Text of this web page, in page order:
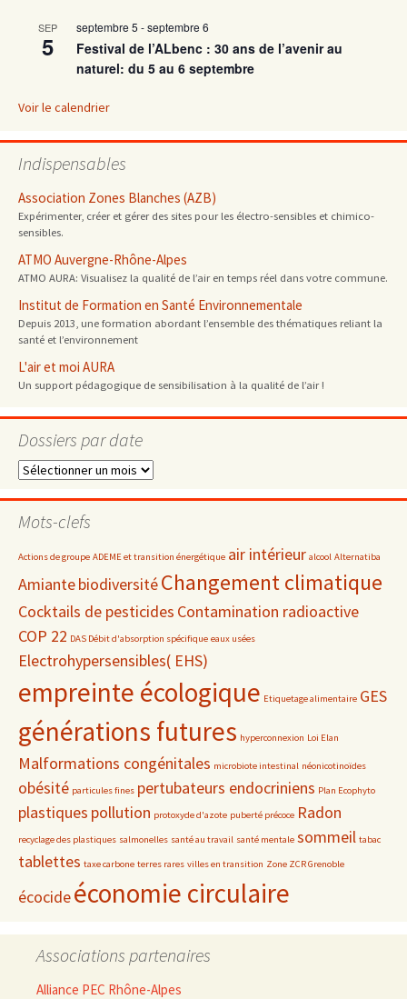
SEP
5
septembre 5 -septembre 6
Festival de l’ALbenc : 30 ans de l’avenir au
naturel: du 5 au 6 septembre
Voir le calendrier
Indispensables
Association Zones Blanches (AZB)
Expérimenter, créer et gérer des sites pour les électro-sensibles et chimico-
sensibles.
ATMO Auvergne-Rhône-Alpes
ATMO AURA: Visualisez la qualité de l’air en temps réel dans votre commune.
Institut de Formation en Santé Environnementale
Depuis 2013, une formation abordant l’ensemble des thématiques reliant la
santé et l’environnement
L'air et moi AURA
Un support pédagogique de sensibilisation à la qualité de l’air !
Dossiers par date
Dossiers
date
Mots-clefs
Actions de groupe ADEME et transition énergétique air intérieur alcool Alternatiba
AmiantebiodiversitéChangement climatique
Cocktails de pesticides Contamination radioactive
COP 22 DAS Débit d'absorption spécifique eaux usées
Electrohypersensibles( EHS)
empreinte écologique Etiquetage alimentaire GES
générations futures hyperconnexion Loi Elan
Malformations congénitales microbiote intestinal néonicotinoïdes
obésité particules fines pertubateurs endocriniens Plan Ecophyto
plastiques pollution protoxyde d'azote puberté précoce Radon
recyclage des plastiques salmonelles santé au travail santé mentale sommeil tabac
tablettes taxe carbone terres rares villes en transition Zone ZCR Grenoble
écocideéconomie circulaire
Associations partenaires
Alliance PEC Rhône-Alpes